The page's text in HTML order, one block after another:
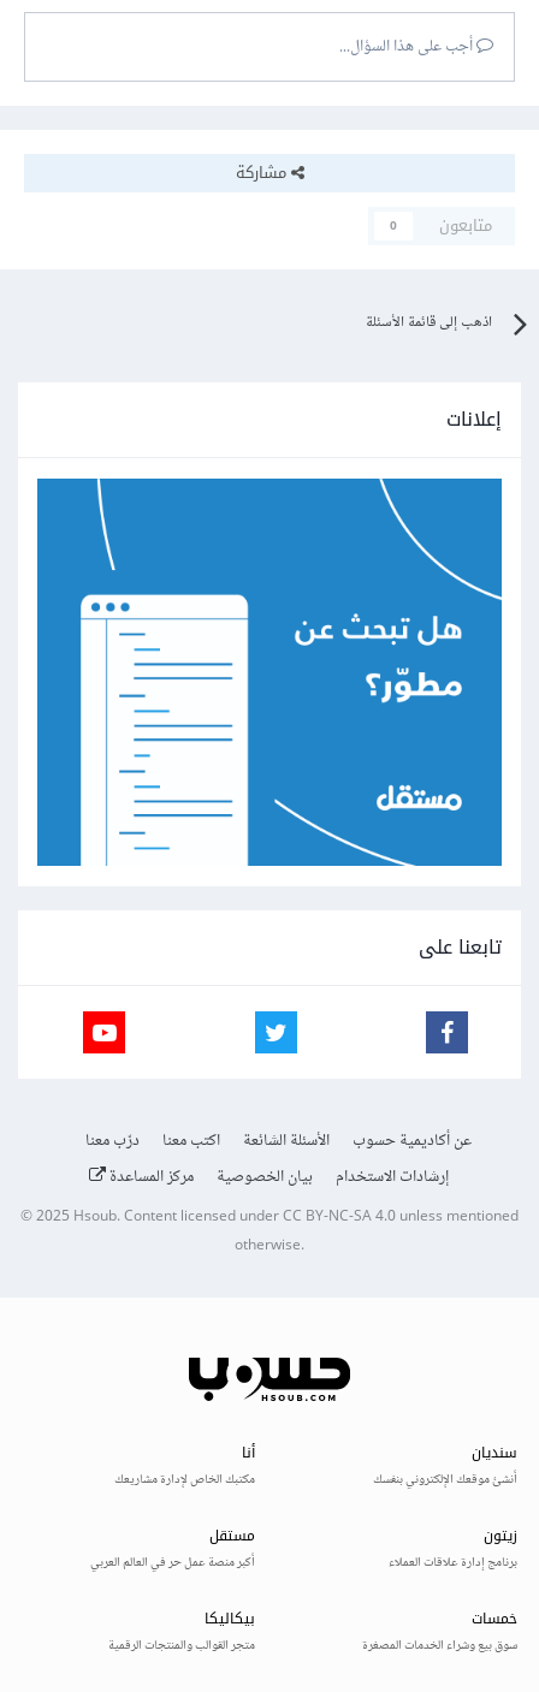
أجب على هذا السؤال...
مشاركة
متابعون
0
اذهب إلى قائمة الأسئلة
إعلانات
تابعنا على
عن أكاديمية حسوب الأسئلة الشائعة اكتب معنا
درّب معنا
إرشادات الاستخدام
بيان الخصوصية مركز المساعدة
© 2025Hsoub.Content licensed underCC BY-NC-SA 4.0unless mentioned
otherwise.